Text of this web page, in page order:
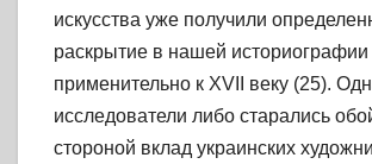
искусства уже получили
раскрытие в нашей историографии
применительно к XVII веку (25).
исследователи либо старались
стороной вклад украинских